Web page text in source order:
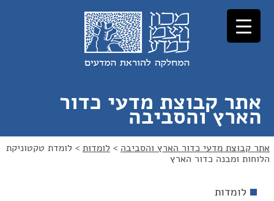
לתוכן
לניווט
אתר קבוצת מדעי כדור
הארץ והסביבה
אתר קבוצת מדעי כדור הארץ והסביבה > לומדות > לומדת טקטוניקת
הלוחות ומבנה כדור הארץ
לומדות